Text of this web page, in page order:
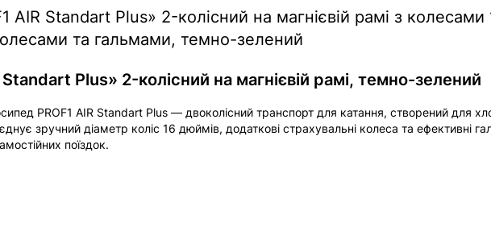
AIR Standart Plus» 2-колісний на магнієвій рамі з колесами
та гальмами, темно-зелений
Plus» 2-колісний на магнієвій рамі, темно-зелений
PROF1 AIR Standart Plus — двоколісний транспорт для катання, створений для
зручний діаметр коліс 16 дюймів, додаткові страхувальні колеса та ефективні
поїздок.